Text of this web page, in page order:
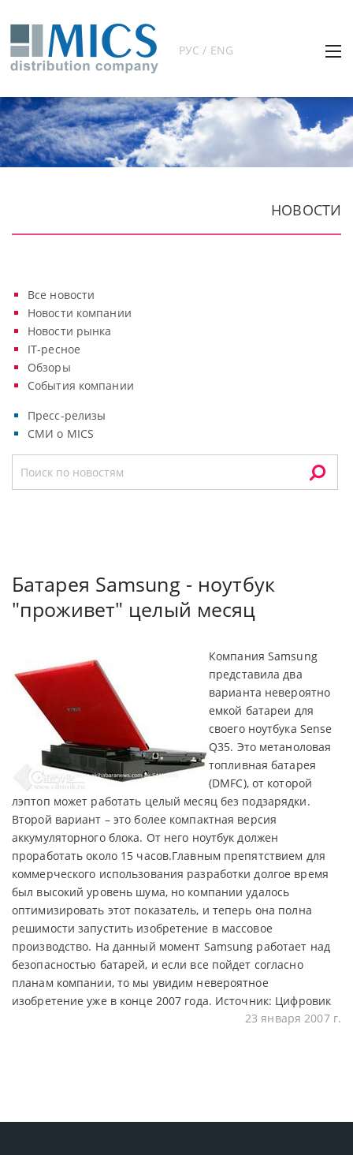
РУС / ENG
НОВОСТИ
Все новости
Новости компании
Новости рынка
IT-ресное
Обзоры
События компании
Пресс-релизы
СМИ о MICS
Батарея Samsung - ноутбук
"проживет" целый месяц
Компания Samsung
представила два
варианта невероятно
емкой батареи для
своего ноутбука Sense
Q35. Это метаноловая
топливная батарея
(DMFC), от которой
лэптоп может работать целый месяц без подзарядки.
Второй вариант – это более компактная версия
аккумуляторного блока. От него ноутбук должен
проработать около 15 часов.Главным препятствием для
коммерческого использования разработки долгое время
был высокий уровень шума, но компании удалось
оптимизировать этот показатель, и теперь она полна
решимости запустить изобретение в массовое
производство. На данный момент Samsung работает над
безопасностью батарей, и если все пойдет согласно
планам компании, то мы увидим невероятное
изобретение уже в конце 2007 года. Источник: Цифровик
23 января 2007 г.